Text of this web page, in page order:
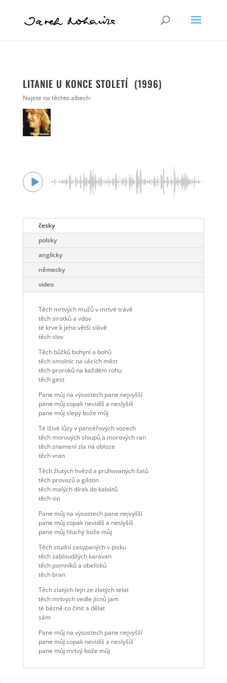
LITANIE U KONCE STOLETÍ (1996)
Najete na těchto albech:
česky
polsky
anglicky
německy
video
Těch mrtvých mužů v mrtvé trávě
těch sirotků a vdov
té krve k jeho větší slávě
těch slov
Těch bůžků bohyní a bohů
těch smolnic na ulicích měst
těch proroků na každém rohu
těch gest
Pane můj na výsostech pane nejvyšší
pane můj copak nevidíš a neslyšíš
pane můj slepý bože můj
Té lživé lůzy v pancéřových vozech
těch morových sloupů a morových ran
těch znamení zla na obloze
těch vran
Těch žlutých hvězd a pruhovaných šatů
těch provazů a gilotin
těch malých dírek do kabátů
těch vin
Pane můj na výsostech pane nejvyšší
pane můj copak nevidíš a neslyšíš
pane můj hluchý bože můj
Těch studní zasypaných v písku
těch zabloudilých karavan
těch pomníků a obelisků
těch bran
Těch zlatých lejn ze zlatých telat
těch mrtvých vedle jícnů jam
té bázně co činit a dělat
sám
Pane můj na výsostech pane nejvyšší
pane můj copak nevidíš a neslyšíš
pane můj mrtvý bože můj